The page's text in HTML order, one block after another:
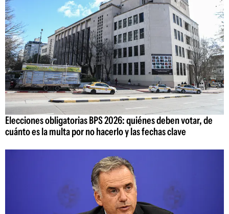
Elecciones obligatorias BPS 2026: quiénes deben votar, de
cuánto es la multa por no hacerlo y las fechas clave